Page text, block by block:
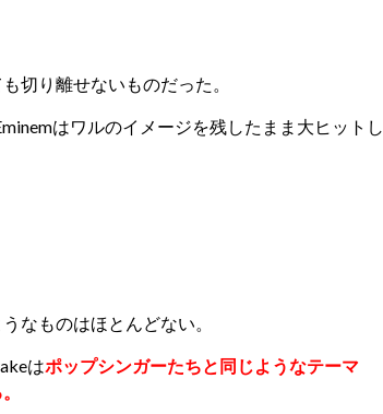
切り離せないものだった。
はワルのイメージを残したまま大ヒットし
なものはほとんどない。
はポップシンガーたちと同じようなテーマ